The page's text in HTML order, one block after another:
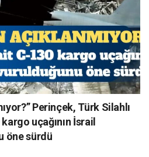
Perinçek, Türk Silahlı
uçağının İsrail
öne sürdü